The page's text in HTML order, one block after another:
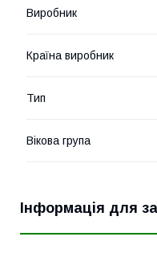
Виробник
Країна виробник
Тип
Вікова група
Інформація для